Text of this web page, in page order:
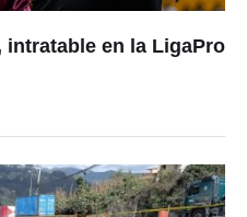
intratable en la LigaPro